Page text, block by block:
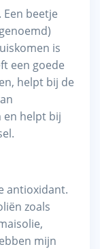
beetje
is
een goede
helpt bij de
en helpt bij
antioxidant.
zoals
mijn